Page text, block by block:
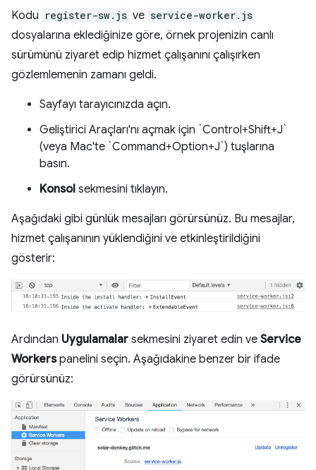
Kodu register-sw.js ve service-worker.js
dosyalarına eklediğinize göre, örnek projenizin canlı
sürümünü ziyaret edip hizmet çalışanını çalışırken
gözlemlemenin zamanı geldi.
Sayfayı tarayıcınızda açın.
Geliştirici Araçları'nı açmak için `Control+Shift+J`
(veya Mac'te `Command+Option+J`) tuşlarına
basın.
Konsol sekmesini tıklayın.
Aşağıdaki gibi günlük mesajları görürsünüz. Bu mesajlar,
hizmet çalışanının yüklendiğini ve etkinleştirildiğini
gösterir:
Ardından Uygulamalar sekmesini ziyaret edin ve Service
Workerspanelini seçin. Aşağıdakine benzer bir ifade
görürsünüz: